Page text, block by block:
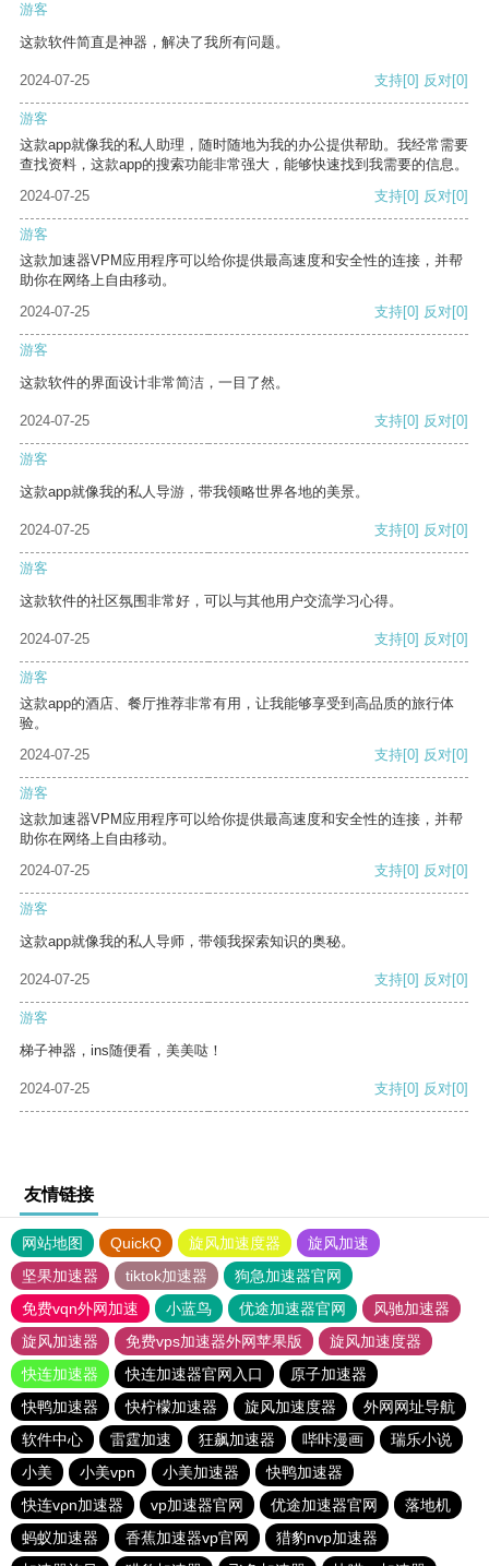
游客
这款软件简直是神器，解决了我所有问题。
2024-07-25 支持[0] 反对[0]
游客
这款app就像我的私人助理，随时随地为我的办公提供帮助。我经常需要
查找资料，这款app的搜索功能非常强大，能够快速找到我需要的信息。
2024-07-25
支持[0] 反对[0]
游客
这款加速器VPM应用程序可以给你提供最高速度和安全性的连接，并帮
助你在网络上自由移动。
2024-07-25
支持[0] 反对[0]
游客
这款软件的界面设计非常简洁，一目了然。
2024-07-25 支持[0] 反对[0]
游客
这款app就像我的私人导游，带我领略世界各地的美景。
2024-07-25 支持[0] 反对[0]
游客
这款软件的社区氛围非常好，可以与其他用户交流学习心得。
2024-07-25 支持[0] 反对[0]
游客
这款app的酒店、餐厅推荐非常有用，让我能够享受到高品质的旅行体
验。
2024-07-25
支持[0] 反对[0]
游客
这款加速器VPM应用程序可以给你提供最高速度和安全性的连接，并帮
助你在网络上自由移动。
2024-07-25
支持[0] 反对[0]
游客
这款app就像我的私人导师，带领我探索知识的奥秘。
2024-07-25 支持[0] 反对[0]
游客
梯子神器，ins随便看，美美哒！
2024-07-25 支持[0] 反对[0]
友情链接
网站地图 QuickQ 旋风加速度器
旋风加速
坚果加速器
tiktok加速器
狗急加速器官网
免费vqn外网加速
小蓝鸟 优途加速器官网
风驰加速器
旋风加速器
免费vps加速器外网苹果版
旋风加速度器
快连加速器
快连加速器官网入口
原子加速器
快鸭加速器
快柠檬加速器 旋风加速度器
外网网址导航
软件中心
雷霆加速 狂飙加速器 哔咔漫画
瑞乐小说
小美
小美vpn 小美加速器
快鸭加速器
快连vρn加速器
vp加速器官网 优途加速器官网
落地机
蚂蚁加速器
香蕉加速器vp官网
猎豹nvp加速器